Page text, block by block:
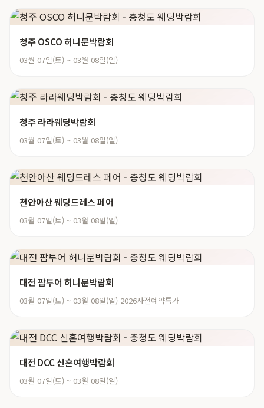
청주 OSCO 허니문박람회
03월 07일(토) ~ 03월 08일(일)
청주 라라웨딩박람회
03월 07일(토) ~ 03월 08일(일)
천안아산 웨딩드레스 페어
03월 07일(토) ~ 03월 08일(일)
대전 팜투어 허니문박람회
03월 07일(토) ~ 03월 08일(일) 2026사전예약특가
대전 DCC 신혼여행박람회
03월 07일(토) ~ 03월 08일(일)